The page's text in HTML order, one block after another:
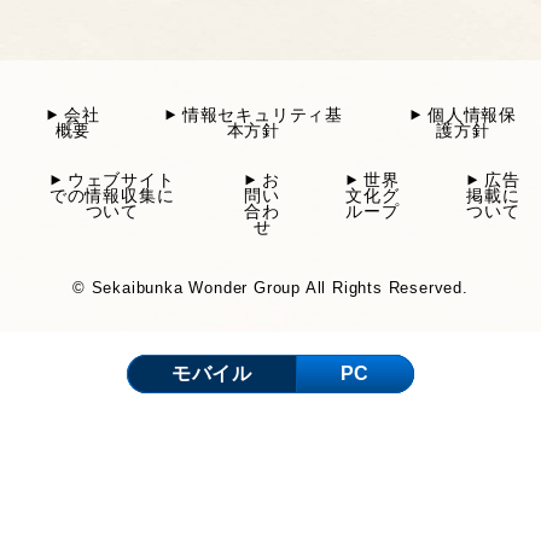
会社
概要
情報セキュリティ基
本方針
個人情報保
護方針
ウェブサイト
での情報収集に
ついて
お
問い
合わ
せ
世界
文化グ
ループ
広告
掲載に
ついて
© Sekaibunka Wonder Group All Rights Reserved.
モバイル PC